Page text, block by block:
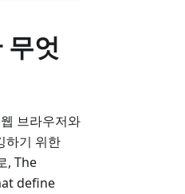
무엇
브라우저와
하기 위한
, The
define